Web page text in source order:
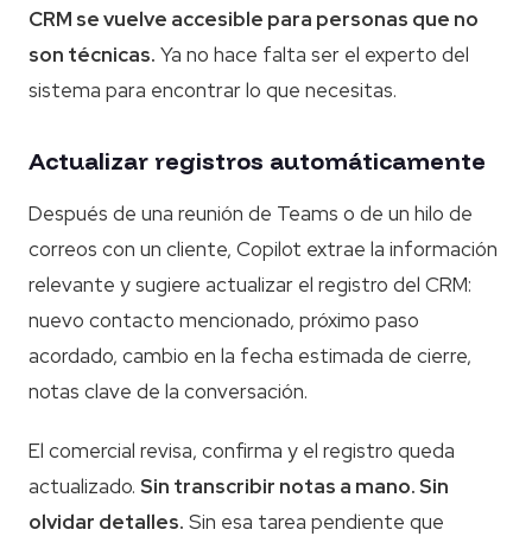
CRM se vuelve accesible para personas que no
son técnicas. Ya no hace falta ser el experto del
sistema para encontrar lo que necesitas.
Actualizar registros automáticamente
Después de una reunión de Teams o de un hilo de
correos con un cliente, Copilot extrae la información
relevante y sugiere actualizar el registro del CRM:
nuevo contacto mencionado, próximo paso
acordado, cambio en la fecha estimada de cierre,
notas clave de la conversación.
El comercial revisa, confirma y el registro queda
actualizado. Sin transcribir notas a mano. Sin
olvidar detalles. Sin esa tarea pendiente que